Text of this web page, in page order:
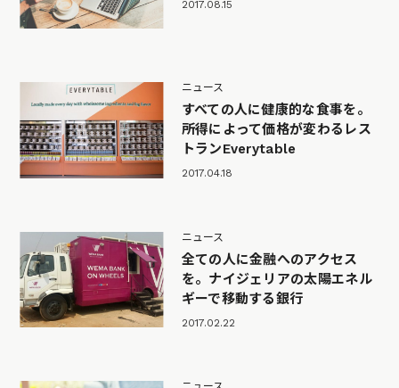
2017.08.15
ニュース
すべての人に健康的な食事を。
所得によって価格が変わるレス
トランEverytable
2017.04.18
ニュース
全ての人に金融へのアクセス
を。ナイジェリアの太陽エネル
ギーで移動する銀行
2017.02.22